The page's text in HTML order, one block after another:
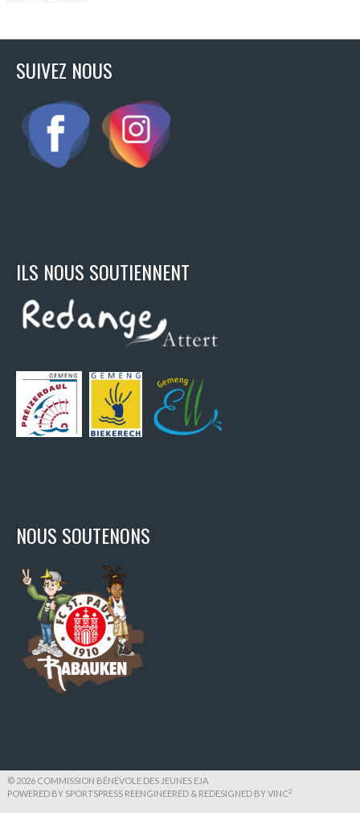
SUIVEZ NOUS
ILS NOUS SOUTIENNENT
NOUS SOUTENONS
© 2026 COMMISSION BÉNÉVOLE DES JEUNES EJA
POWERED BY SPORTSPRESS REENGINEERED & REDESIGNED BYVINC2